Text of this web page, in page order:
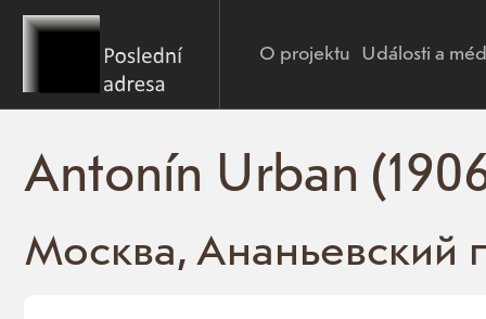
O projektu Události a
Antonín Urban
Москва, Ананьевский